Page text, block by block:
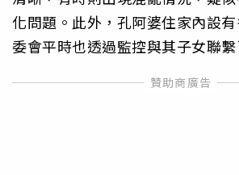
化問題。此外，孔阿婆住家內設
委會平時也透過監控與其子女聯繫